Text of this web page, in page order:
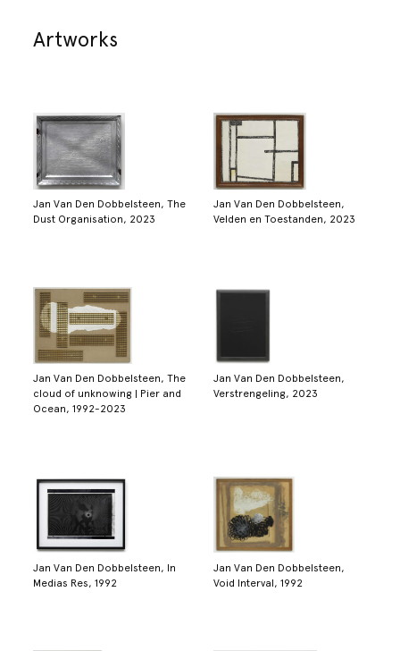
Artworks
Jan Van Den Dobbelsteen, The
Dust Organisation, 2023
Jan Van Den Dobbelsteen,
Velden en Toestanden, 2023
Jan Van Den Dobbelsteen, The
cloud of unknowing | Pier and
Ocean, 1992-2023
Jan Van Den Dobbelsteen,
Verstrengeling, 2023
Jan Van Den Dobbelsteen, In
Medias Res, 1992
Jan Van Den Dobbelsteen,
Void Interval, 1992